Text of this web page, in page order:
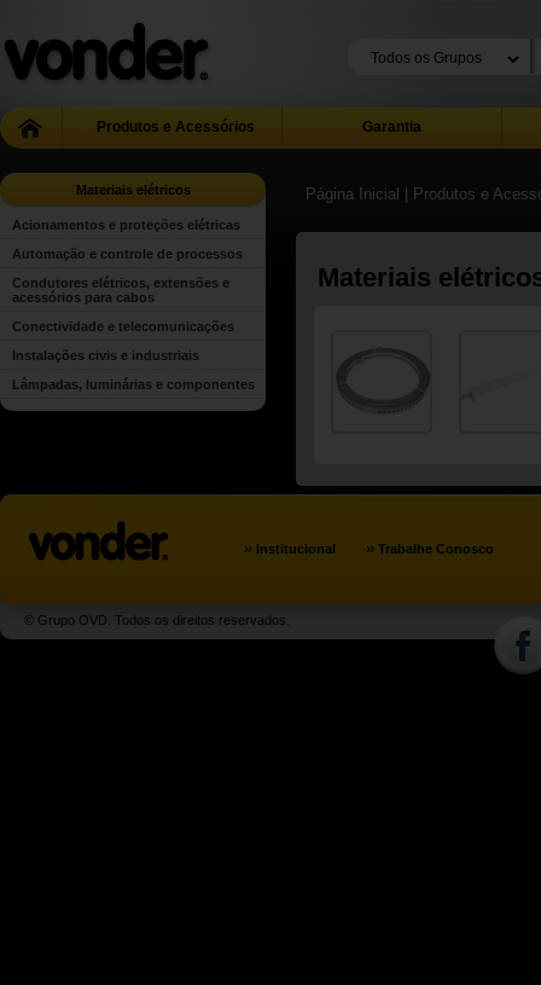
Produtos e Acessórios Garantia
Materiais elétricos
Acionamentos e proteções elétricas
Automação e controle de processos
Condutores elétricos, extensões e
acessórios para cabos
Conectividade e telecomunicações
Instalações civis e industriais
Lâmpadas, luminárias e componentes
Página Inicial | Produtos e
Materiais
» Institucional » Trabalhe Conosco
© Grupo OVD. Todos os direitos reservados.